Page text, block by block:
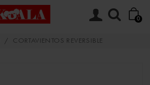
0
/ CORTAVIENTOS REVERSIBLE